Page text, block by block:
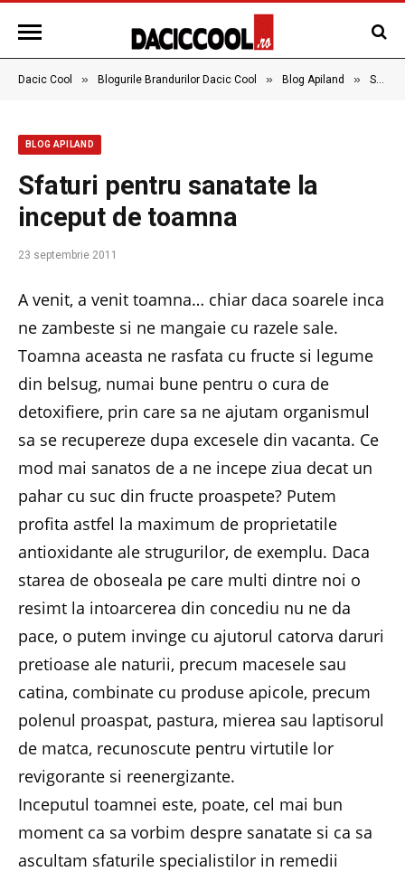
Dacic Cool » Blogurile Brandurilor Dacic Cool » Blog Apiland » Sfaturi pentru sanatate la inceput de toamna
BLOG APILAND
Sfaturi pentru sanatate la
inceput de toamna
23 septembrie 2011
A venit, a venit toamna… chiar daca soarele inca
ne zambeste si ne mangaie cu razele sale.
Toamna aceasta ne rasfata cu fructe si legume
din belsug, numai bune pentru o cura de
detoxifiere, prin care sa ne ajutam organismul
sa se recupereze dupa excesele din vacanta. Ce
mod mai sanatos de a ne incepe ziua decat un
pahar cu suc din fructe proaspete? Putem
profita astfel la maximum de proprietatile
antioxidante ale strugurilor, de exemplu. Daca
starea de oboseala pe care multi dintre noi o
resimt la intoarcerea din concediu nu ne da
pace, o putem invinge cu ajutorul catorva daruri
pretioase ale naturii, precum macesele sau
catina, combinate cu produse apicole, precum
polenul proaspat, pastura, mierea sau laptisorul
de matca, recunoscute pentru virtutile lor
revigorante si reenergizante.
Inceputul toamnei este, poate, cel mai bun
moment ca sa vorbim despre sanatate si ca sa
ascultam sfaturile specialistilor in remedii